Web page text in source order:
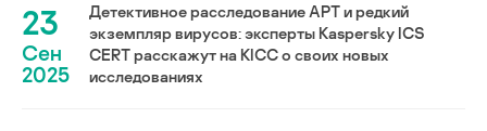
23
Сен
2025
Детективное расследование АРТ и редкий
экземпляр вирусов: эксперты Kaspersky ICS
CERT расскажут на KICC о своих новых
исследованиях